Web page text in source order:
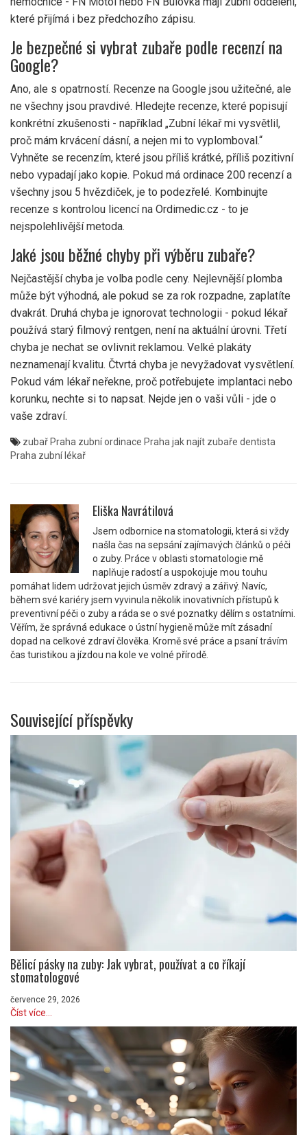
které přijímá i bez předchozího zápisu.
Je bezpečné si vybrat zubaře podle recenzí na
Google?
Ano, ale s opatrností. Recenze na Google jsou užitečné, ale
ne všechny jsou pravdivé. Hledejte recenze, které popisují
konkrétní zkušenosti - například „Zubní lékař mi vysvětlil,
proč mám krvácení dásní, a nejen mi to vyplomboval.“
Vyhněte se recenzím, které jsou příliš krátké, příliš pozitivní
nebo vypadají jako kopie. Pokud má ordinace 200 recenzí a
všechny jsou 5 hvězdiček, je to podezřelé. Kombinujte
recenze s kontrolou licencí na Ordimedic.cz - to je
nejspolehlivější metoda.
Jaké jsou běžné chyby při výběru zubaře?
Nejčastější chyba je volba podle ceny. Nejlevnější plomba
může být výhodná, ale pokud se za rok rozpadne, zaplatíte
dvakrát. Druhá chyba je ignorovat technologii - pokud lékař
používá starý filmový rentgen, není na aktuální úrovni. Třetí
chyba je nechat se ovlivnit reklamou. Velké plakáty
neznamenají kvalitu. Čtvrtá chyba je nevyžadovat vysvětlení.
Pokud vám lékař neřekne, proč potřebujete implantaci nebo
korunku, nechte si to napsat. Nejde jen o vaši vůli - jde o
vaše zdraví.
zubař Praha zubní ordinace Prahajak najít zubaře dentista
Praha zubní lékař
Eliška Navrátilová
Jsem odbornice na stomatologii, která si vždy
našla čas na sepsání zajímavých článků o péči
o zuby. Práce v oblasti stomatologie mě
naplňuje radostí a uspokojuje mou touhu
pomáhat lidem udržovat jejich úsměv zdravý a zářivý. Navíc,
během své kariéry jsem vyvinula několik inovativních přístupů k
preventivní péči o zuby a ráda se o své poznatky dělím s ostatními.
Věřím, že správná edukace o ústní hygieně může mít zásadní
dopad na celkové zdraví člověka. Kromě své práce a psaní trávím
čas turistikou a jízdou na kole ve volné přírodě.
Související příspěvky
Bělicí pásky na zuby: Jak vybrat, používat a co říkají
stomatologové
července 29, 2026
Číst více...